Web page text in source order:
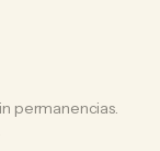
permanencias.